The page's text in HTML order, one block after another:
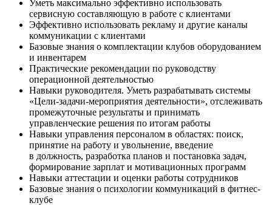
Уметь максимально эффективно использова­ть
сервисную составляющую в работе с клиентами
Эффективно использова­ть рекламу и другие каналы
коммуникации с клиентами
Базовые знания о комплектации клубов оборудо­ванием
и инвентарем
Практические рекомендации по руководству
операционной деятельностью
Навыки руководителя. Уметь разрабатывать системы
«Цели-задачи-мероприятия деятельности», отслеживать
промежуточные результаты и принимать
управленческие решения по итогам работы
Навыки управления персоналом в областях: поиск,
принятие на работу и увольнение, введение
в должность, разработка планов и постановка задач,
формирование зарплат и мотивационных программ
Навыки аттестации и оценки работы сотрудников
Базовые знания о психологии коммуникаций в фитнес-
клубе